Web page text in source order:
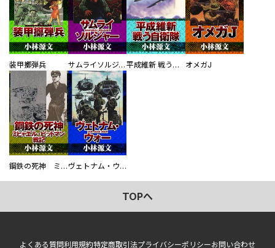
装甲擲弾兵 サムライソルジャー SAMURAI SOLDIER 平成維新 戦う自衛隊 オメガJ
鋼鉄の死神 ミヒャエル・ビットマン戦記 ヴェトナム・ウォー VIETNAM WAR
TOPへ
よくある質問利用規約特定商取引法プライバシーポリシーお問い合わせ